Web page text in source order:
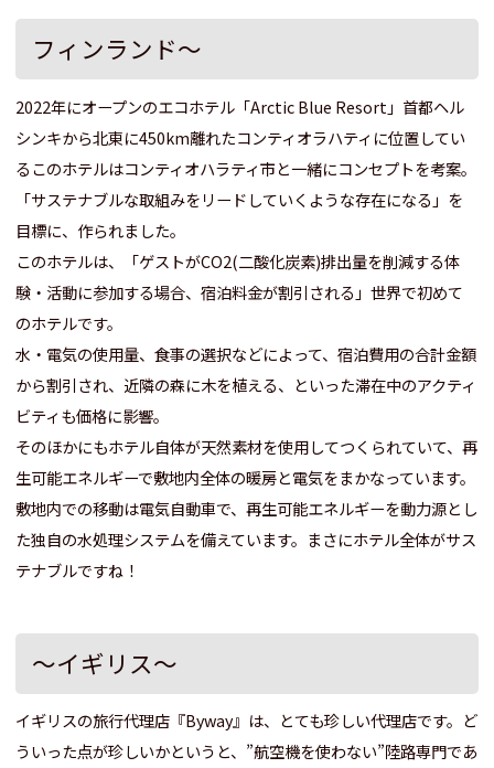
フィンランド～
2022年にオープンのエコホテル「Arctic Blue Resort」 首都ヘル
シンキから北東に450km離れたコンティオラハティに位置してい
るこのホテルはコンティオハラティ市と一緒にコンセプトを考案。
「サステナブルな取組みをリードしていくような存在になる」を
目標に、作られました。
このホテルは、「ゲストがCO2(二酸化炭素)排出量を削減する体
験・活動に参加する場合、宿泊料金が割引される」世界で初めて
のホテルです。
水・電気の使用量、食事の選択などによって、宿泊費用の合計金額
から割引され、近隣の森に木を植える、といった滞在中のアクティ
ビティも価格に影響。
そのほかにもホテル自体が天然素材を使用してつくられていて、再
生可能エネルギーで敷地内全体の暖房と電気をまかなっています。
敷地内での移動は電気自動車で、再生可能エネルギーを動力源とし
た独自の水処理システムを備えています。まさにホテル全体がサス
テナブルですね！
～イギリス～
イギリスの旅行代理店『Byway』は、とても珍しい代理店です。 ど
ういった点が珍しいかというと、”航空機を使わない”陸路専門であ